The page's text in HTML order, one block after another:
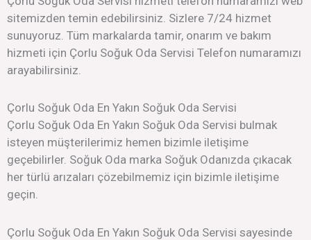
sitemizden temin edebilirsiniz. Sizlere 7/24 hizmet
sunuyoruz. Tüm markalarda tamir, onarım ve bakım
hizmeti için Çorlu Soğuk Oda Servisi Telefon numaramızı
arayabilirsiniz.
Çorlu Soğuk Oda En Yakın Soğuk Oda Servisi
Çorlu Soğuk Oda En Yakın Soğuk Oda Servisi bulmak
isteyen müşterilerimiz hemen bizimle iletişime
geçebilirler. Soğuk Oda marka Soğuk Odanızda çıkacak
her türlü arızaları çözebilmemiz için bizimle iletişime
geçin.
Çorlu Soğuk Oda En Yakın Soğuk Oda Servisi sayesinde